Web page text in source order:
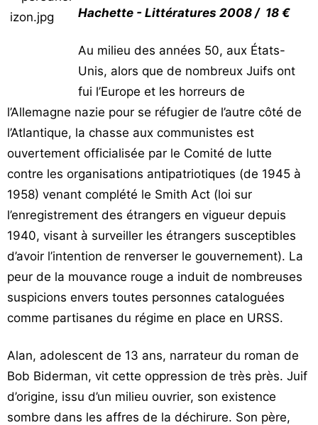
Hachette - Littératures 2008 / 18 €
Au milieu des années 50, aux États-
Unis, alors que de nombreux Juifs ont
fui l’Europe et les horreurs de
l’Allemagne nazie pour se réfugier de l’autre côté de
l’Atlantique, la chasse aux communistes est
ouvertement officialisée par le Comité de lutte
contre les organisations antipatriotiques (de 1945 à
1958) venant complété le Smith Act (loi sur
l’enregistrement des étrangers en vigueur depuis
1940, visant à surveiller les étrangers susceptibles
d’avoir l’intention de renverser le gouvernement). La
peur de la mouvance rouge a induit de nombreuses
suspicions envers toutes personnes cataloguées
comme partisanes du régime en place en URSS.
Alan, adolescent de 13 ans, narrateur du roman de
Bob Biderman, vit cette oppression de très près. Juif
d’origine, issu d’un milieu ouvrier, son existence
sombre dans les affres de la déchirure. Son père,